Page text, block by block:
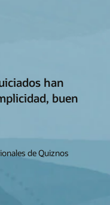
han
buen
de Quiznos